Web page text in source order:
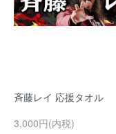
斉藤レイ 応援タオル
3,000円(内税)